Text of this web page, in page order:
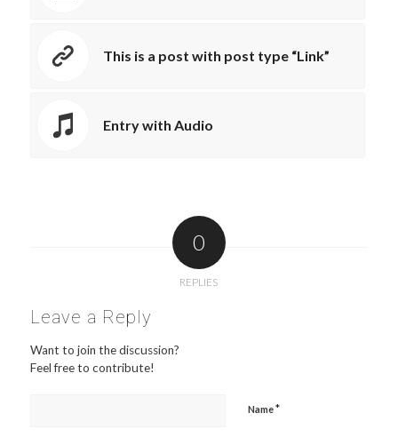
This is a post with post type “Link”
Entry with Audio
0
REPLIES
Leave a Reply
Want to join the discussion?
Feel free to contribute!
Name*